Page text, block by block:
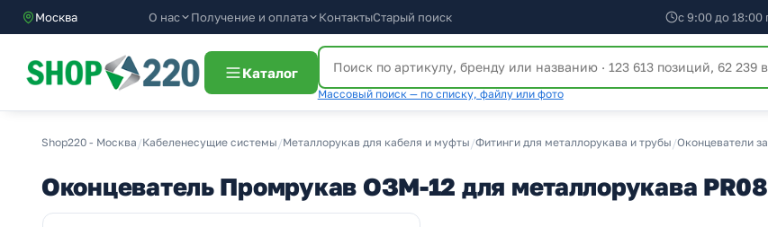
Москва О нас Получение и оплата КонтактыСтарый поиск с 9:00 до 18:00
Каталог
Массовый поиск — по списку, файлу или фото
Shop220 - Москва /Кабеленесущие системы /Металлорукав для кабеля и муфты /Фитинги для металлорукава и трубы /Оконцеватели
Оконцеватель Промрукав ОЗМ-12 для металлорукава